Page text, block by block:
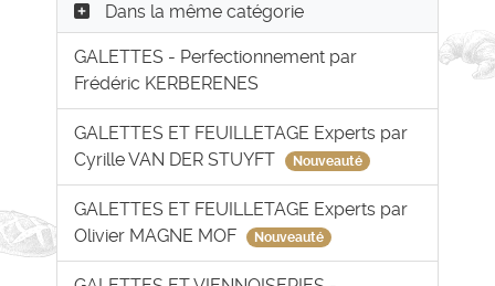
Dans la même catégorie
GALETTES - Perfectionnement par
Frédéric KERBERENES
GALETTES ET FEUILLETAGE Experts par
Cyrille VAN DER STUYFT
Nouveauté
GALETTES ET FEUILLETAGE Experts par
Olivier MAGNE MOF
Nouveauté